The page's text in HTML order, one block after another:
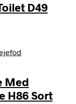
D49
Med
H86 Sort